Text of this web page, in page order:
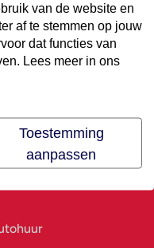
van de website en
af te stemmen op jouw
dat functies van
Lees meer in ons
Toestemming
aanpassen